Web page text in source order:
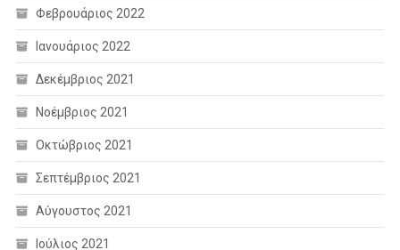
Φεβρουάριος 2022
Ιανουάριος 2022
Δεκέμβριος 2021
Νοέμβριος 2021
Οκτώβριος 2021
Σεπτέμβριος 2021
Αύγουστος 2021
Ιούλιος 2021